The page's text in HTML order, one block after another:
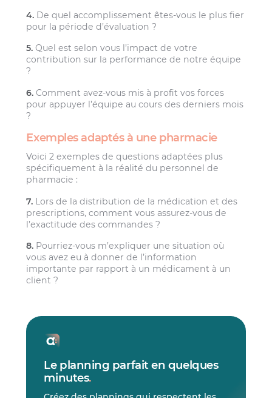
4. De quel accomplissement êtes-vous le plus fier
pour la période d’évaluation ?
5. Quel est selon vous l’impact de votre
contribution sur la performance de notre équipe
?
6. Comment avez-vous mis à profit vos forces
pour appuyer l’équipe au cours des derniers mois
?
Exemples adaptés à une pharmacie
Voici 2 exemples de questions adaptées plus
spécifiquement à la réalité du personnel de
pharmacie :
7. Lors de la distribution de la médication et des
prescriptions, comment vous assurez-vous de
l’exactitude des commandes ?
8. Pourriez-vous m’expliquer une situation où
vous avez eu à donner de l’information
importante par rapport à un médicament à un
client ?
Le planning parfait en quelques
minutes.